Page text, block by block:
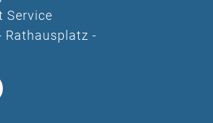
Service
Rathausplatz -